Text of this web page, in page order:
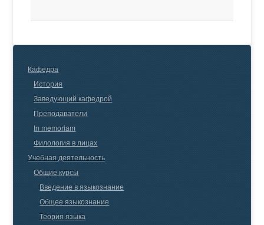
Кафедра
История
Заведующий кафедрой
Преподаватели
In memoriam
Филология в лицах
Учебная деятельность
Общие курсы
Введение в языкознание
Общее языкознание
Теория языка